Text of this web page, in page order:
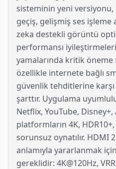
sisteminin yeni versiyonu,
geçiş, gelişmiş ses işleme
zeka destekli görüntü
performansı
yamalarında kritik öneme
özellikle internete bağlı
güvenlik tehditlerine
şarttır. Uygulama
Netflix, YouTube,
platformların 4K,
sorunsuz oynatılır. HDMI
anlamıyla yararlanmak
gereklidir: 4K@120Hz,